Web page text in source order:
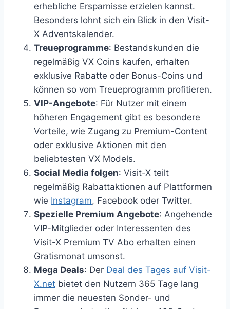
erhebliche Ersparnisse erzielen kannst.
Besonders lohnt sich ein Blick in den Visit-
X Adventskalender.
Treueprogramme: Bestandskunden die
regelmäßig VX Coins kaufen, erhalten
exklusive Rabatte oder Bonus-Coins und
können so vom Treueprogramm profitieren.
VIP-Angebote: Für Nutzer mit einem
höheren Engagement gibt es besondere
Vorteile, wie Zugang zu Premium-Content
oder exklusive Aktionen mit den
beliebtesten VX Models.
Social Media folgen: Visit-X teilt
regelmäßig Rabattaktionen auf Plattformen
wie Instagram, Facebook oder Twitter.
Spezielle Premium Angebote: Angehende
VIP-Mitglieder oder Interessenten des
Visit-X Premium TV Abo erhalten einen
Gratismonat umsonst.
Mega Deals: Der Deal des Tages auf Visit-
X.net bietet den Nutzern 365 Tage lang
immer die neuesten Sonder- und